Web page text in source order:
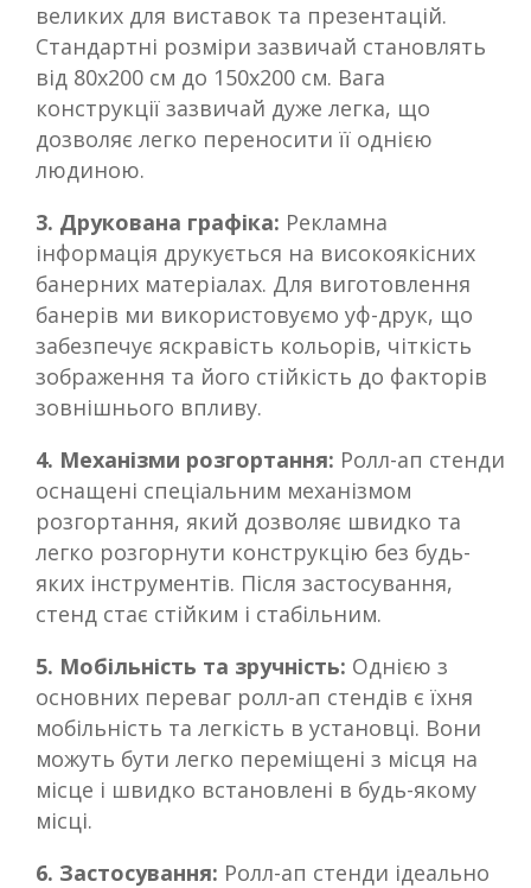
великих для виставок та презентацій.
Стандартні розміри зазвичай становлять
від 80x200 см до 150x200 см. Вага
конструкції зазвичай дуже легка, що
дозволяє легко переносити її однією
людиною.
3. Друкована графіка: Рекламна
інформація друкується на високоякісних
банерних матеріалах. Для виготовлення
банерів ми використовуємо уф-друк, що
забезпечує яскравість кольорів, чіткість
зображення та його стійкість до факторів
зовнішнього впливу.
4. Механізми розгортання: Ролл-ап стенди
оснащені спеціальним механізмом
розгортання, який дозволяє швидко та
легко розгорнути конструкцію без будь-
яких інструментів. Після застосування,
стенд стає стійким і стабільним.
5. Мобільність та зручність: Однією з
основних переваг ролл-ап стендів є їхня
мобільність та легкість в установці. Вони
можуть бути легко переміщені з місця на
місце і швидко встановлені в будь-якому
місці.
6. Застосування: Ролл-ап стенди ідеально